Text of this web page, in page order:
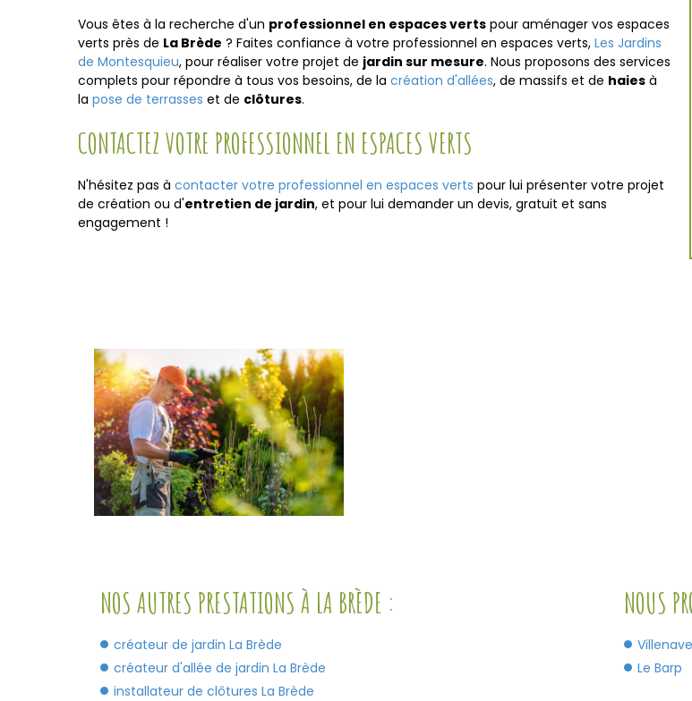
Vous êtes à la recherche d'un professionnel en espaces verts pour aménager vos espaces
verts près de La Brède ? Faites confiance à votre professionnel en espaces verts, Les Jardins
de Montesquieu, pour réaliser votre projet de jardin sur mesure. Nous proposons des services
complets pour répondre à tous vos besoins, de la création d'allées, de massifs et de haies à
la pose de terrasses et de clôtures.
CONTACTEZ VOTRE PROFESSIONNEL EN ESPACES VERTS
N'hésitez pas à contacter votre professionnel en espaces verts pour lui présenter votre projet
de création ou d'entretien de jardin, et pour lui demander un devis, gratuit et sans
engagement !
NOS AUTRES PRESTATIONS À LA BRÈDE :
créateur de jardin La Brède
créateur d'allée de jardin La Brède
installateur de clôtures La Brède
NOUS
Le Barp